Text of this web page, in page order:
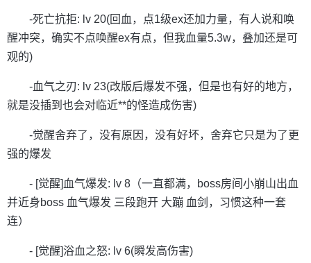
-死亡抗拒: lv 20(回血，点1级ex还加力量，有人说和唤
醒冲突，确实不点唤醒ex有点，但我血量5.3w，叠加还是可
观的)
-血气之刃: lv 23(改版后爆发不强，但是也有好的地方，
就是没插到也会对临近**的怪造成伤害)
-觉醒舍弃了，没有原因，没有好坏，舍弃它只是为了更
强的爆发
- [觉醒]血气爆发: lv 8（一直都满，boss房间小崩山出血
并近身boss 血气爆发 三段跑开 大蹦 血剑，习惯这种一套
连）
- [觉醒]浴血之怒: lv 6(瞬发高伤害)